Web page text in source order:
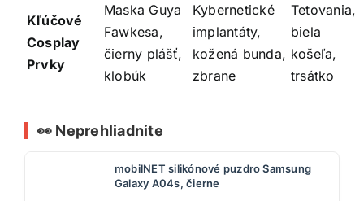
Kľúčové
Cosplay
Prvky
Maska Guya
Fawkesa,
čierny plášť,
klobúk
Kybernetické
implantáty,
kožená bunda,
zbrane
Tetovania,
biela
košeľa,
trsátko
👀 Neprehliadnite
mobilNET silikónové puzdro Samsung
Galaxy A04s, čierne